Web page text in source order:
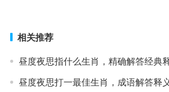
相关推荐
昼度夜思指什么生肖，精确解答经典
昼度夜思打一最佳生肖，成语解答释